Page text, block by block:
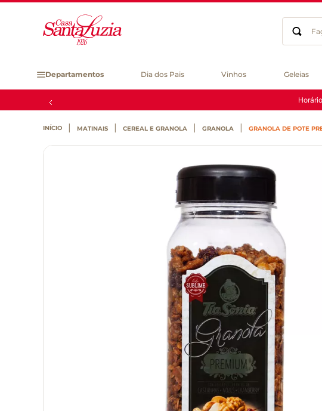
Faça
Departamentos Dia dos Pais Vinhos Geleias
MATINAIS CEREAL E GRANOLA GRANOLA GRANOLA DE POTE
gluten